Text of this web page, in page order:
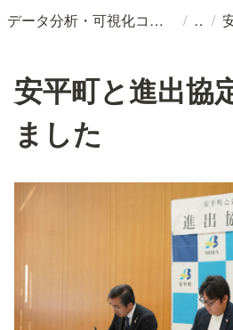
データ分析・可視化コンサルティングなら合同会社プルテウス / /
安平町と進出協
ました